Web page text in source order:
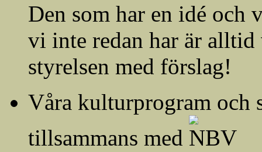
Den som har en idé och
vi inte redan har är
styrelsen med förslag!
Våra kulturprogram och
tillsammans med